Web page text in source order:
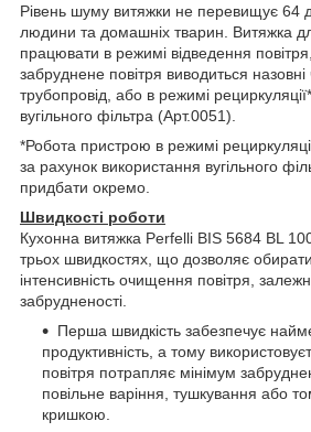
Рівень шуму витяжки не перевищує 64
людини та домашніх тварин. Витяжка
працювати в режимі відведення
забруднене повітря виводиться назовні
трубопровід, або в режимі
вугільного фільтра (Арт.0051).
*Робота пристрою в режимі
за рахунок використання вугільного
придбати окремо.
Швидкості роботи
Кухонна витяжка Perfelli BIS 5684 BL
трьох швидкостях, що дозволяє
інтенсивність очищення повітря,
забрудненості.
Перша швидкість забезпечує
продуктивність, а тому
повітря потрапляє мінімум
повільне варіння, тушкування або
кришкою.